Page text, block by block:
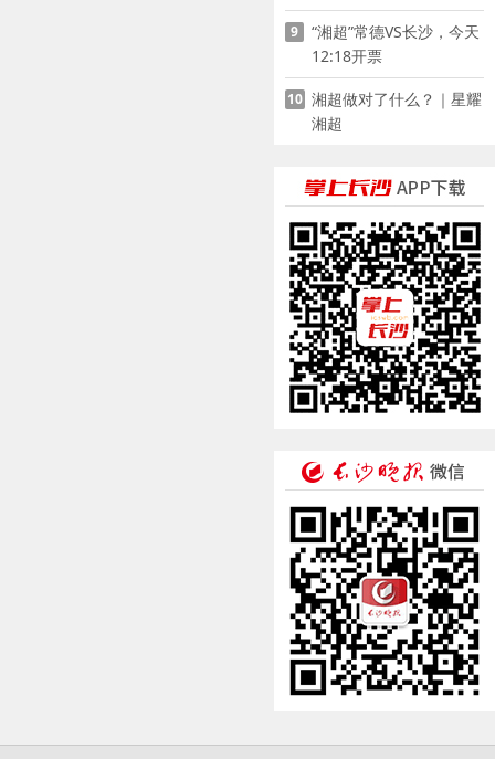
溺水课堂搬到乡村青少年
家门口
9
“湘超”常德VS长沙，今天
12:18开票
10 湘超做对了什么？｜星耀
湘超